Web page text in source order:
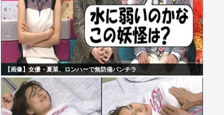
【画像】女優・夏菜、ロンハーで無防備パンチラ